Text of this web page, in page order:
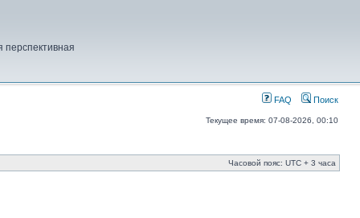
перспективная
FAQ Поиск
Текущее время: 07-08-2026, 00:10
Часовой пояс: UTC + 3 часа